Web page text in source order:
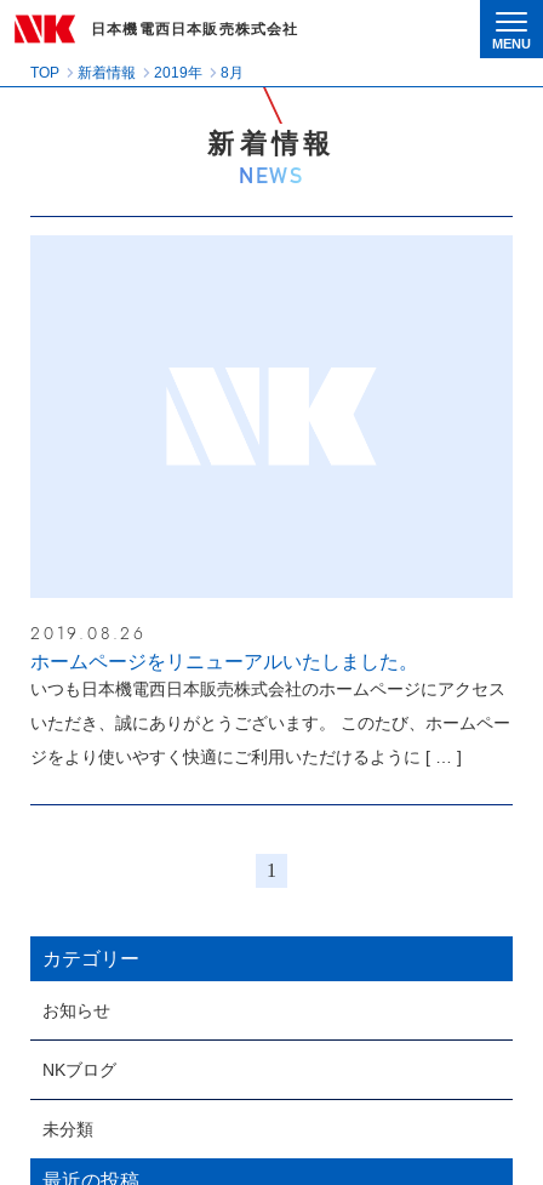
日本機電西日本販売株式会社
MENU
TOP 新着情報 2019年 8月
新着情報
NEWS
2019.08.26
ホームページをリニューアルいたしました。
いつも日本機電西日本販売株式会社のホームページにアクセス
いただき、誠にありがとうございます。 このたび、ホームペー
ジをより使いやすく快適にご利用いただけるように [ … ]
1
カテゴリー
お知らせ
NKブログ
未分類
最近の投稿